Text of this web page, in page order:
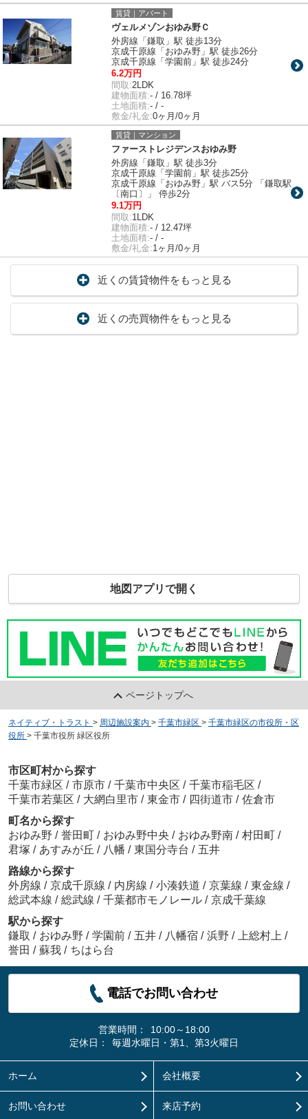
賃貸｜アパート
ヴェルメゾンおゆみ野Ｃ
外房線「鎌取」駅 徒歩13分
京成千原線「おゆみ野」駅 徒歩26分
京成千原線「学園前」駅 徒歩24分
6.2万円
間取:2LDK
建物面積:- / 16.78坪
土地面積:- / -
敷金/礼金:0ヶ月/0ヶ月
賃貸｜マンション
ファーストレジデンスおゆみ野
外房線「鎌取」駅 徒歩3分
京成千原線「学園前」駅 徒歩25分
京成千原線「おゆみ野」駅 バス5分 「鎌取駅
〔南口〕」 停歩2分
9.1万円
間取:1LDK
建物面積:- / 12.47坪
土地面積:- / -
敷金/礼金:1ヶ月/0ヶ月
近くの賃貸物件をもっと見る
近くの売買物件をもっと見る
地図アプリで開く
ページトップへ
ネイティブ・トラスト > 周辺施設案内 > 千葉市緑区 > 千葉市緑区の市役所・区
役所 > 千葉市役所 緑区役所
市区町村から探す
千葉市緑区 / 市原市 / 千葉市中央区 / 千葉市稲毛区 /
千葉市若葉区 / 大網白里市 / 東金市 / 四街道市 / 佐倉市
町名から探す
おゆみ野 / 誉田町 / おゆみ野中央 / おゆみ野南 / 村田町 /
君塚 / あすみが丘 / 八幡 / 東国分寺台 / 五井
路線から探す
外房線 / 京成千原線 / 内房線 / 小湊鉄道 / 京葉線 / 東金線 /
総武本線 / 総武線 / 千葉都市モノレール / 京成千葉線
駅から探す
鎌取 / おゆみ野 / 学園前 / 五井 / 八幡宿 / 浜野 / 上総村上 /
誉田 / 蘇我 / ちはら台
電話でお問い合わせ
営業時間：
10:00～18:00
定休日：
毎週水曜日・第1、第3火曜日
ホーム 会社概要
お問い合わせ 来店予約